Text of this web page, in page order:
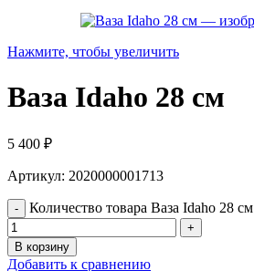
Нажмите, чтобы увеличить
Ваза Idaho 28 см
5 400 ₽
Артикул: 2020000001713
Количество товара Ваза Idaho 28 см
В корзину
Добавить к сравнению